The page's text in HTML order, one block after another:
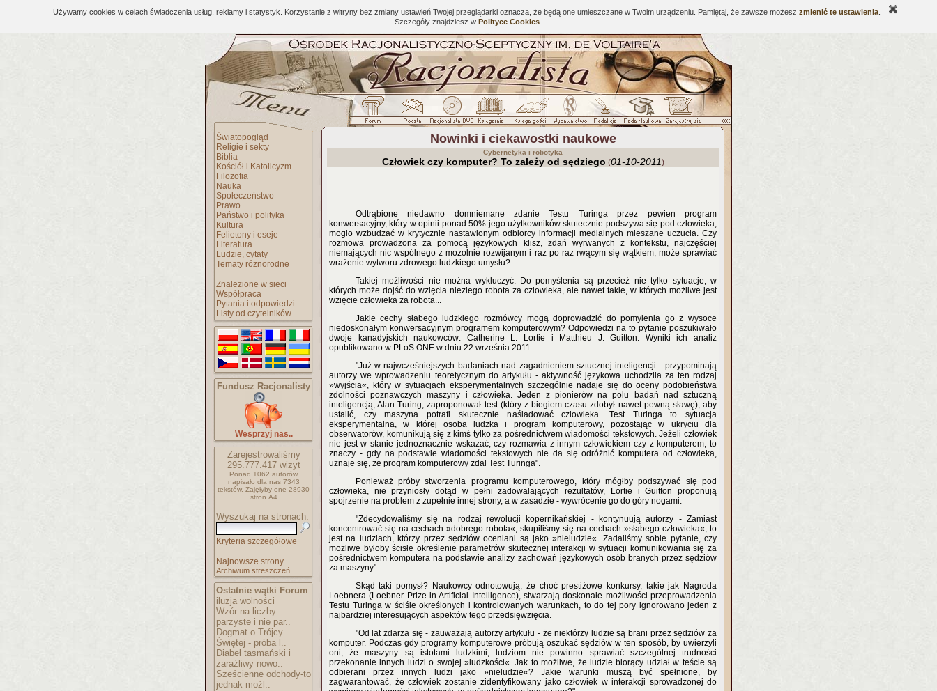
Używamy cookies w celach świadczenia usług, reklamy i statystyk. Korzystanie z witryny bez zmiany ustawień Twojej przeglądarki oznacza, że będą one umieszczane w Twoim urządzeniu. Pamiętaj, że zawsze możesz zmienić te ustawienia
Szczegóły znajdziesz w Polityce Cookies
Światopogląd
Religie i sekty
Biblia
Kościół i Katolicyzm
Filozofia
Nauka
Społeczeństwo
Prawo
Państwo i polityka
Kultura
Felietony i eseje
Literatura
Ludzie, cytaty
Tematy różnorodne
Znalezione w sieci
Współpraca
Pytania i odpowiedzi
Listy od czytelników
Fundusz Racjonalisty
Wesprzyj nas..
Zarejestrowaliśmy
295.777.417wizyt
Ponad 1062 autorów
napisało dla nas 7343
tekstów. Zajęłyby one 28930
stron A4
Wyszukaj na stronach:
Kryteria szczegółowe
Najnowsze strony..
Archiwum streszczeń..
Ostatnie wątki Forum:
iluzja wolności
Wzór na liczby
parzyste i nie par..
Dogmat o Trójcy
Świętej - próba l..
Diabeł tasmański i
zaraźliwy nowo..
Sześcienne odchody-to
jednak możl..
Nowinki i ciekawostki naukowe
Cybernetyka i robotyka
Człowiek czy komputer? To zależy od sędziego (01-10-2011)
Odtrąbione niedawno domniemane zdanie Testu Turinga przez pewien program
konwersacyjny, który w opinii ponad 50% jego użytkowników skutecznie podszywa się pod człowieka,
mogło wzbudzać w krytycznie nastawionym odbiorcy informacji medialnych mieszane uczucia. Czy
rozmowa prowadzona za pomocą językowych klisz, zdań wyrwanych z kontekstu, najczęściej
niemających nic wspólnego z mozolnie rozwijanym i raz po raz rwącym się wątkiem, może sprawiać
wrażenie wytworu zdrowego ludzkiego umysłu?
Takiej możliwości nie można wykluczyć. Do pomyślenia są przecież nie tylko sytuacje, w
których może dojść do wzięcia niezłego robota za człowieka, ale nawet takie, w których możliwe jest
wzięcie człowieka za robota...
Jakie cechy słabego ludzkiego rozmówcy mogą doprowadzić do pomylenia go z wysoce
niedoskonałym konwersacyjnym programem komputerowym? Odpowiedzi na to pytanie poszukiwało
dwoje kanadyjskich naukowców: Catherine L. Lortie i Matthieu J. Guitton. Wyniki ich analiz
opublikowano w PLoS ONE w dniu 22 września 2011.
"Już w najwcześniejszych badaniach nad zagadnieniem sztucznej inteligencji - przypominają
autorzy we wprowadzeniu teoretycznym do artykułu - aktywność językowa uchodziła za ten rodzaj
»wyjścia«, który w sytuacjach eksperymentalnych szczególnie nadaje się do oceny podobieństwa
zdolności poznawczych maszyny i człowieka. Jeden z pionierów na polu badań nad sztuczną
inteligencją, Alan Turing, zaproponował test (który z biegiem czasu zdobył nawet pewną sławę), aby
ustalić, czy maszyna potrafi skutecznie naśladować człowieka. Test Turinga to sytuacja
eksperymentalna, w której osoba ludzka i program komputerowy, pozostając w ukryciu dla
obserwatorów, komunikują się z kimś tylko za pośrednictwem wiadomości tekstowych. Jeżeli człowiek
nie jest w stanie jednoznacznie wskazać, czy rozmawia z innym człowiekiem czy z komputerem, to
znaczy - gdy na podstawie wiadomości tekstowych nie da się odróżnić komputera od człowieka,
uznaje się, że program komputerowy zdał Test Turinga".
Ponieważ próby stworzenia programu komputerowego, który mógłby podszywać się pod
człowieka, nie przyniosły dotąd w pełni zadowalających rezultatów, Lortie i Guitton proponują
spojrzenie na problem z zupełnie innej strony, a w zasadzie - wywrócenie go do góry nogami.
"Zdecydowaliśmy się na rodzaj rewolucji kopernikańskiej - kontynuują autorzy - Zamiast
koncentrować się na cechach »dobrego robota«, skupiliśmy się na cechach »słabego człowieka«, to
jest na ludziach, którzy przez sędziów oceniani są jako »nieludzie«. Zadaliśmy sobie pytanie, czy
możliwe byłoby ścisłe określenie parametrów skutecznej interakcji w sytuacji komunikowania się za
pośrednictwem komputera na podstawie analizy zachowań językowych osób branych przez sędziów
za maszyny".
Skąd taki pomysł? Naukowcy odnotowują, że choć prestiżowe konkursy, takie jak Nagroda
Loebnera (Loebner Prize in Artificial Intelligence), stwarzają doskonałe możliwości przeprowadzenia
Testu Turinga w ściśle określonych i kontrolowanych warunkach, to do tej pory ignorowano jeden z
najbardziej interesujących aspektów tego przedsięwzięcia.
"Od lat zdarza się - zauważają autorzy artykułu - że niektórzy ludzie są brani przez sędziów za
komputer. Podczas gdy programy komputerowe próbują oszukać sędziów w ten sposób, by uwierzyli
oni, że maszyny są istotami ludzkimi, ludziom nie powinno sprawiać szczególnej trudności
przekonanie innych ludzi o swojej »ludzkości«. Jak to możliwe, że ludzie biorący udział w teście są
odbierani przez innych ludzi jako »nieludzie«? Jakie warunki muszą być spełnione, by
zagwarantować, że człowiek zostanie zidentyfikowany jako człowiek w interakcji sprowadzonej do